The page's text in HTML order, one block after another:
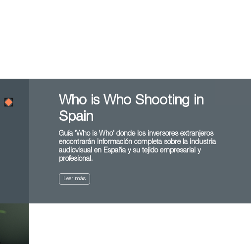
Who is Who Shooting in
Spain
Guía 'Who is Who' donde los inversores extranjeros
encontrarán información completa sobre la industria
audiovisual en España y su tejido empresarial y
profesional.
Leer más